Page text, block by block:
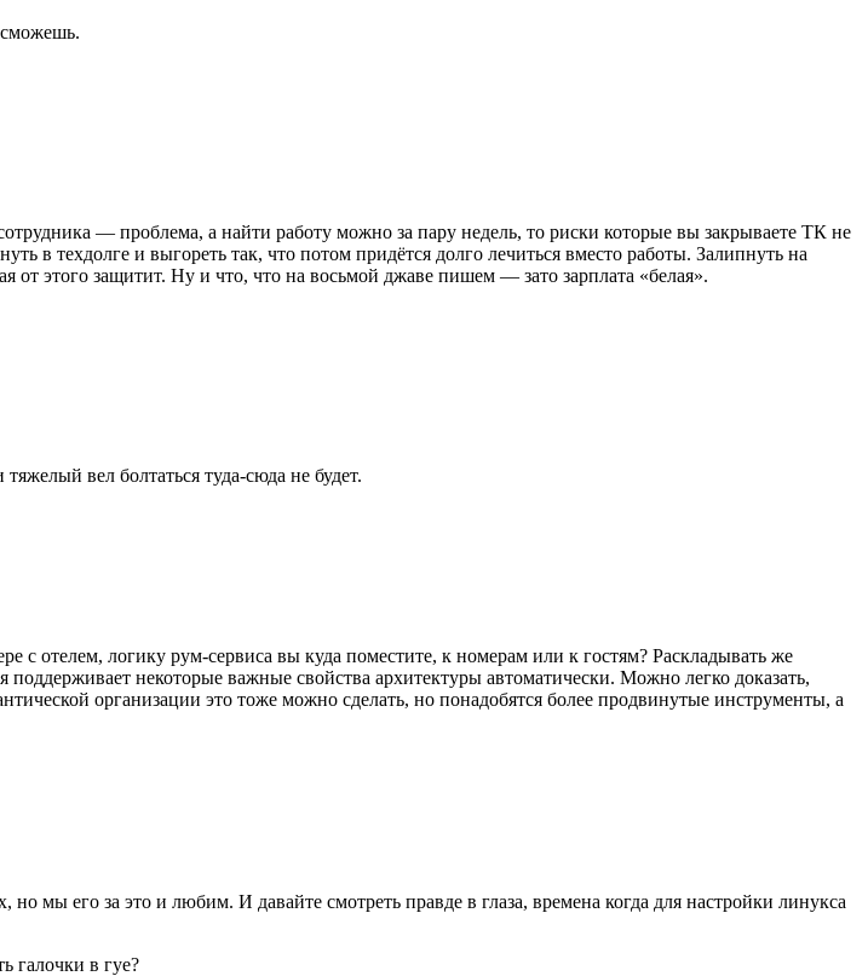
сможешь.
— проблема, а найти работу можно за пару недель, то риски которые вы закрываете ТК не
в техдолге и выгореть так, что потом придётся долго лечиться вместо работы. Залипнуть на
от этого защитит. Ну и что, что на восьмой джаве пишем — зато зарплата «белая».
вел болтаться туда-сюда не будет.
отелем, логику рум-сервиса вы куда поместите, к номерам или к гостям? Раскладывать же
некоторые важные свойства архитектуры автоматически. Можно легко доказать,
организации это тоже можно сделать, но понадобятся более продвинутые инструменты, а
мы его за это и любим. И давайте смотреть правде в глаза, времена когда для настройки линукса
галочки в гуе?